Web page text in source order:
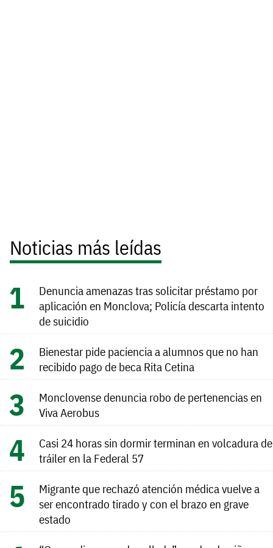
Noticias más leídas
Denuncia amenazas tras solicitar préstamo por
aplicación en Monclova; Policía descarta intento
de suicidio
Bienestar pide paciencia a alumnos que no han
recibido pago de beca Rita Cetina
Monclovense denuncia robo de pertenencias en
Viva Aerobus
Casi 24 horas sin dormir terminan en volcadura de
tráiler en la Federal 57
Migrante que rechazó atención médica vuelve a
ser encontrado tirado y con el brazo en grave
estado